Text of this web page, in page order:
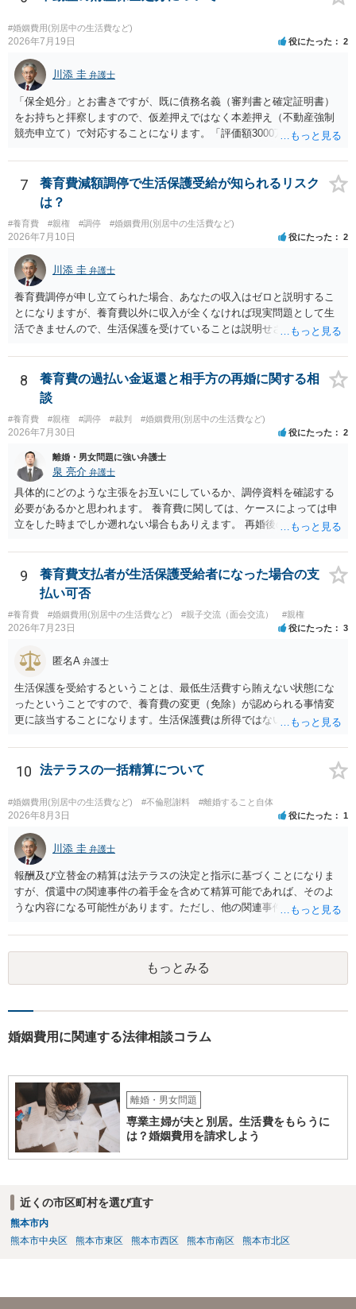
#婚姻費用(別居中の生活費など)
2026年7月19日 役にたった 2
川添 圭 弁護士
「保全処分」とお書きですが、既に債務名義（審判書と確定証明書）
をお持ちと拝察しますので、仮差押えではなく本差押え（不動産強制
競売申立て）で対応することになります。「評価額3000万、住宅ロー
執行による回収は可能ということになりますが、オーバーローンでな
い場合は住宅ローンの全額回収も可能であり（住宅ローン債権者は保
証会社から代位弁済を受け、保証会社が競売による売却代金から全額
を回収することになる）、「一括返済の請求」は行わない（あるいは
書面が送られるとしてもあくまで形式的なものになる）可能性があり
ます。
7
養育費減額調停で生活保護受給が知られるリスク
は？
#養育費 #親権 #調停 #婚姻費用(別居中の生活費など)
2026年7月10日 役にたった 2
川添 圭 弁護士
養育費調停が申し立てられた場合、あなたの収入はゼロと説明するこ
とになりますが、養育費以外に収入が全くなければ現実問題として生
活できませんので、生活保護を受けていることは説明せざるを得ない
もらえなくなる」わけではありません。むしろ生活保護受給世帯で
も、養育費請求権があるならそれを行使すべきというのが国の基本的
な考え方ですので、養育費を貰わないことの方が問題になります。た
だし、養育費を受領した場合には収入申告して保護費が調整（養育費
相当部分は支給額から控除）されますので、保護費を含めた総収入が
増えるわけではないことが多いと思います（なお、現在相手方から養
育費を受領しているのであれば、ケースワーカーへ収入申告をしてお
られるはずです）。 生活保護の事実を明かしたくないという理由で裁
判外の合意で養育費の減額を合意するという方法も一応は考えられま
すが、裁判所が関与しない当事者間の合意では、役所が減額そのもの
あるいは減額幅の妥当性等を問題にする場合があるため、できれば減
額調停での解決が望ましいと思います。 生活保護世帯であれば、法テ
ラスを利用して弁護士へ依頼することも考えられるでしょう（最終的
には立替えを受けた弁護士費用等の償還が免除されるからです）。
8
養育費の過払い金返還と相手方の再婚に関する相
談
#養育費 #親権 #調停 #裁判 #婚姻費用(別居中の生活費など)
2026年7月30日 役にたった 2
離婚・男女問題に強い弁護士
泉 亮介 弁護士
具体的にどのような主張をお互いにしているか、調停資料を確認する
必要があるかと思われます。 養育費に関しては、ケースによっては申
立をした時までしか遡れない場合もありえます。 再婚後の相手方の行
養育費に関するやりとり等があればそちらについても確認する必要が
あるでしょう。 公開相談の場での回答よりも個別に弁護士にご相談さ
れることをお勧めいたします。
9
養育費支払者が生活保護受給者になった場合の支
払い可否
#養育費 #婚姻費用(別居中の生活費など) #親子交流（面会交流） #親権
2026年7月23日 役にたった 3
匿名A 弁護士
生活保護を受給するということは、最低生活費すら賄えない状態にな
ったということですので、養育費の変更（免除）が認められる事情変
更に該当することになります。生活保護費は所得ではないので、「保
支払った場合に返還請求権が認められたり役所から何らかのペナルテ
ィが課されたりするわけではなく、「残りのお金で自己責任で生活せ
よ」ということになるので、生活保護を受給することになった時はす
みやかに合意のための話し合いあるいは調停申立てをすべきでしょ
う。
10 法テラスの一括精算について
#婚姻費用(別居中の生活費など) #不倫慰謝料 #離婚すること自体
2026年8月3日 役にたった 1
川添 圭 弁護士
報酬及び立替金の精算は法テラスの決定と指示に基づくことになりま
すが、償還中の関連事件の着手金を含めて精算可能であれば、そのよ
うな内容になる可能性があります。ただし、他の関連事件でも相手方
情によって対応が違いますので、法テラスへお尋ねいただいた方が確
実です。
もっとみる
婚姻費用に関連する法律相談コラム
離婚・男女問題
専業主婦が夫と別居。生活費をもらうに
は？婚姻費用を請求しよう
近くの市区町村を選び直す
熊本市内
熊本市中央区
熊本市東区 熊本市西区 熊本市南区 熊本市北区